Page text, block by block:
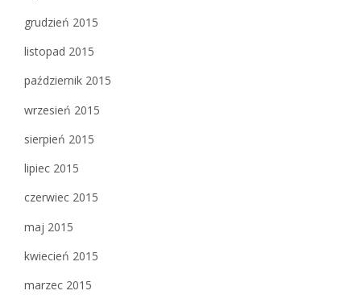
grudzień 2015
listopad 2015
październik 2015
wrzesień 2015
sierpień 2015
lipiec 2015
czerwiec 2015
maj 2015
kwiecień 2015
marzec 2015